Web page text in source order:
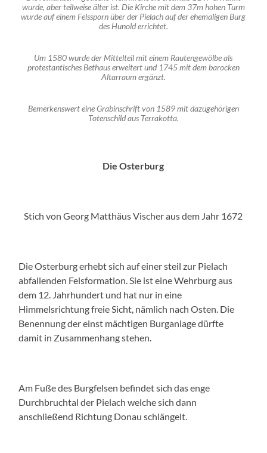
wurde, aber teilweise älter ist. Die Kirche mit dem 37m hohen Turm
wurde auf einem Felssporn über der Pielach auf der ehemaligen Burg
des Hunold errichtet.
Um 1580 wurde der Mittelteil mit einem Rautengewölbe als
protestantisches Bethaus erweitert und 1745 mit dem barocken
Altarraum ergänzt.
Bemerkenswert eine Grabinschrift von 1589 mit dazugehörigen
Totenschild aus Terrakotta.
Die Osterburg
Stich von Georg Matthäus Vischer aus dem Jahr 1672
Die Osterburg erhebt sich auf einer steil zur Pielach
abfallenden Felsformation. Sie ist eine Wehrburg aus
dem 12. Jahrhundert und hat nur in eine
Himmelsrichtung freie Sicht, nämlich nach Osten. Die
Benennung der einst mächtigen Burganlage dürfte
damit in Zusammenhang stehen.
Am Fuße des Burgfelsen befindet sich das enge
Durchbruchtal der Pielach welche sich dann
anschließend Richtung Donau schlängelt.